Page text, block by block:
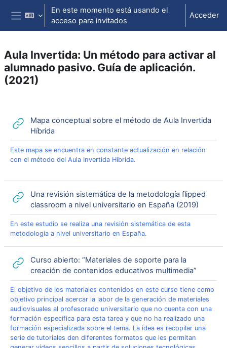
Salta al contenido principal
Panel lateral
En este momento está usando el
acceso para invitados
Acceder
Aula Invertida: Un método para activar al
alumnado pasivo. Guía de aplicación.
(2021)
Mapa conceptual sobre el método de Aula Invertida
HíbridaURL
Este mapa se encuentra en constante actualización en relación
con el método del Aula Invertida Híbrida.
Una revisión sistemática de la metodología flipped
classroom a nivel universitario en España (2019)
En este estudio se realiza una revisión sistemática de esta
metodología a nivel universitario en España.
Curso abierto: “Materiales de soporte para la
creación de contenidos educativos multimedia”
El objetivo de los materiales contenidos en este curso tiene como
objetivo principal acercar la labor de la generación de materiales
audiovisuales al profesorado universitario que no cuenta con una
formación específica para esta tarea y que no ha realizado una
formación especializada sobre el tema. La idea es recopilar una
serie de tutoriales den diferentes formatos que les permitan